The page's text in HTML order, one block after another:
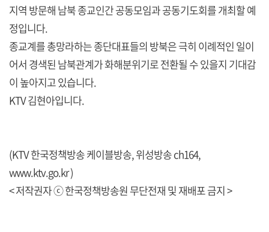
지역 방문해 남북 종교인간 공동모임과 공동기도회를 개최할 예
정입니다.
종교계를 총망라하는 종단대표들의 방북은 극히 이례적인 일이
어서 경색된 남북관계가 화해분위기로 전환될 수 있을지 기대감
이 높아지고 있습니다.
KTV 김현아입니다.
(KTV 한국정책방송 케이블방송, 위성방송 ch164,
www.ktv.go.kr )
< 저작권자 ⓒ 한국정책방송원 무단전재 및 재배포 금지 >